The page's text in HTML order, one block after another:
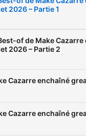
2026 – Partie 1
of de Make
2026 – Partie 2
Cazarre enchaîné
Cazarre enchaîné